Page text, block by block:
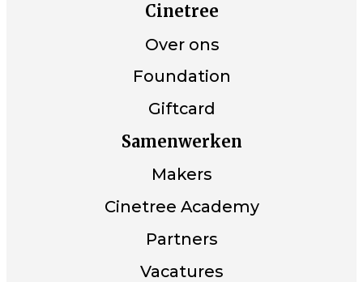
Cinetree
Over ons
Foundation
Giftcard
Samenwerken
Makers
Cinetree Academy
Partners
Vacatures